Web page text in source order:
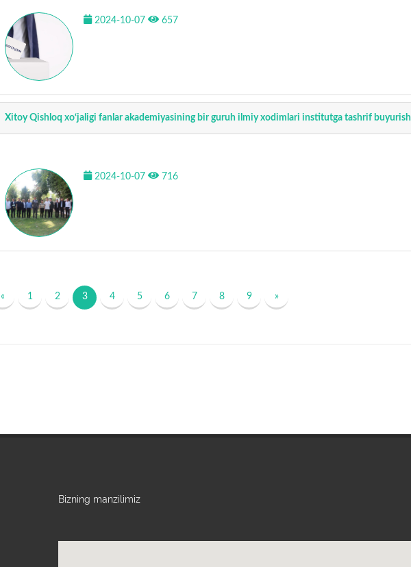
2024-10-07 657
Xitoy Qishloq xo‘jaligi fanlar akademiyasining bir guruh ilmiy xodimlari institutga tashrif
2024-10-07 716
« 1 2 3 4 5 6 7 8 9 »
Bizning manzilimiz